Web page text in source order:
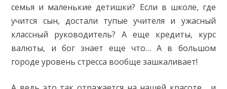
семья и маленькие детишки? Если в школе, где
учится сын, достали тупые учителя и ужасный
классный руководитель? А еще кредиты, курс
валюты, и бог знает еще что… А в большом
городе уровень стресса вообще зашкаливает!